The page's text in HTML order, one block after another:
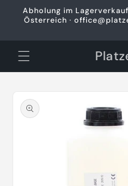
zum
Inhalt
Abholung im
Österreich ·